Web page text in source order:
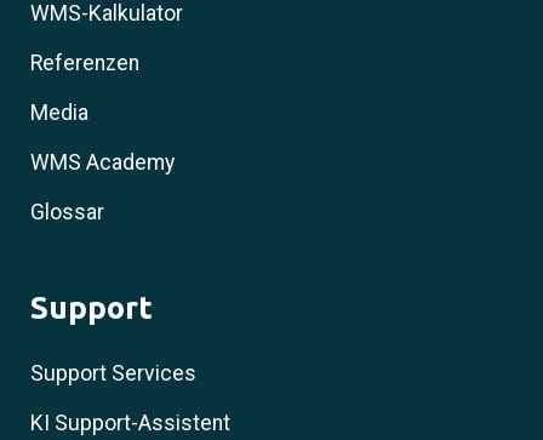
WMS-Kalkulator
Referenzen
Media
WMS Academy
Glossar
Support
Support Services
KI Support-Assistent